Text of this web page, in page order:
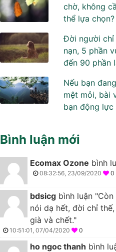
chờ, không
thể lựa chọn?
Đời người chỉ
nạn, 5 phần
đến 90 phần
Nếu bạn
mệt mỏi, bài
bạn động lực
Bình luận mới
Ecomax Ozone bình
08:32:56, 23/09/2020 0
bdsicg bình luận
nói dạ hết, đời chỉ
già và chết."
10:51:01, 07/04/2020 0
ho ngoc thanh bình